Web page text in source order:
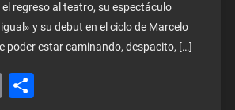
regreso al teatro, su espectáculo
y su debut en el ciclo de Marcelo
poder estar caminando, despacito, […]
EmailShare